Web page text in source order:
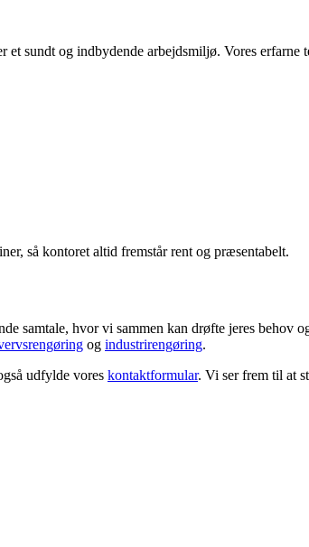
sundt og indbydende arbejdsmiljø. Vores
så kontoret altid fremstår rent og præsentabelt.
samtale, hvor vi sammen kan drøfte jeres
og industrirengøring.
udfylde vores kontaktformular. Vi ser frem til at